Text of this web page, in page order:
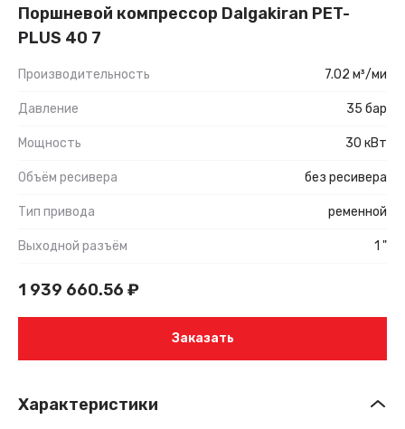
Поршневой компрессор Dalgakiran PET-
PLUS 40 7
Производительность 7.02 м³/ми
Давление 35 бар
Мощность 30 кВт
Объём ресивера без ресивера
Тип привода ременной
Выходной разъём 1 "
1 939 660.56 ₽
Заказать
Характеристики